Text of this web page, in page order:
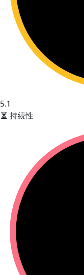
5.1
持続性